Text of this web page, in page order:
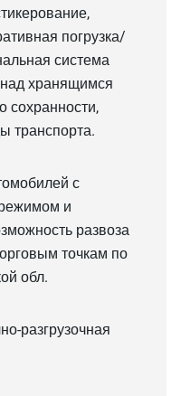
погрузка/
система
хранящимся
сохранности,
транспорта.
с
и
развоза
точкам по
обл.
разгрузочная